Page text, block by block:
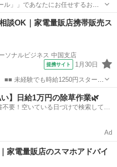
ル」」であなたにお任せするお仕
挨拶 簡単なお酒を作ってお渡し
こり笑ってお送り 難しいことはひ
談OK｜家電量販店携帯販売ス
ソナルビジネス 中国支店
提携サイト 1月30日
未経験でも時給1250円スタート
度もあるので、ゆくゆくは社員に
話登
い】日給1万円の除草作業🌿
要！空いている日づけで検索して即
Ad
家電量販店のスマホアドバイ